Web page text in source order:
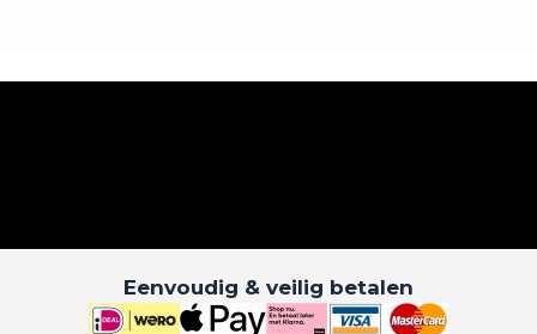
Eenvoudig & veilig betalen